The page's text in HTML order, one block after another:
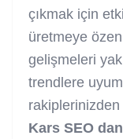
çıkmak için
üretmeye
gelişmeleri
trendlere
rakiplerinizden
Kars SEO